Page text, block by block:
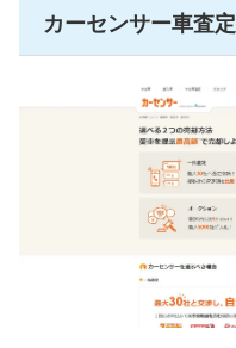
カーセンサー車査定